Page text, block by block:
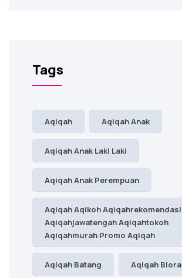
Tags
Aqiqah Aqiqah Anak
Aqiqah Anak Laki Laki
Aqiqah Anak Perempuan
Aqiqah Aqikoh Aqiqahrekomendasi
Aqiqahjawatengah Aqiqahtokoh
Aqiqahmurah Promo Aqiqah
Aqiqah Batang Aqiqah Blora